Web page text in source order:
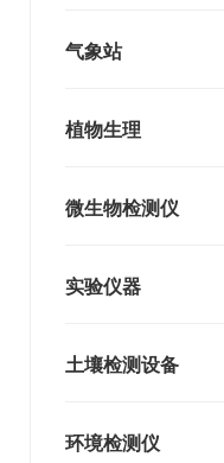
气象站
植物生理
微生物检测仪
实验仪器
土壤检测设备
环境检测仪